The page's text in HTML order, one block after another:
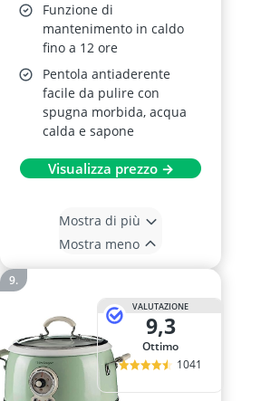
Funzione di
mantenimento in caldo
fino a 12 ore
Pentola antiaderente
facile da pulire con
spugna morbida, acqua
calda e sapone
Visualizza prezzo →
Mostra di più
Mostra meno
VALUTAZIONE
9,3
Ottimo
1041